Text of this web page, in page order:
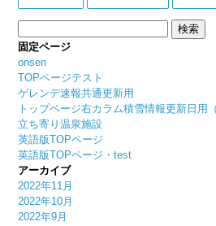
索:
固定ページ
onsen
TOPページテスト
ゲレンデ速報共通更新用
トップページ右カラム積雪情報更新日用
立ち寄り温泉施設
英語版TOPページ
英語版TOPページ・test
アーカイブ
2022年11月
2022年10月
2022年9月